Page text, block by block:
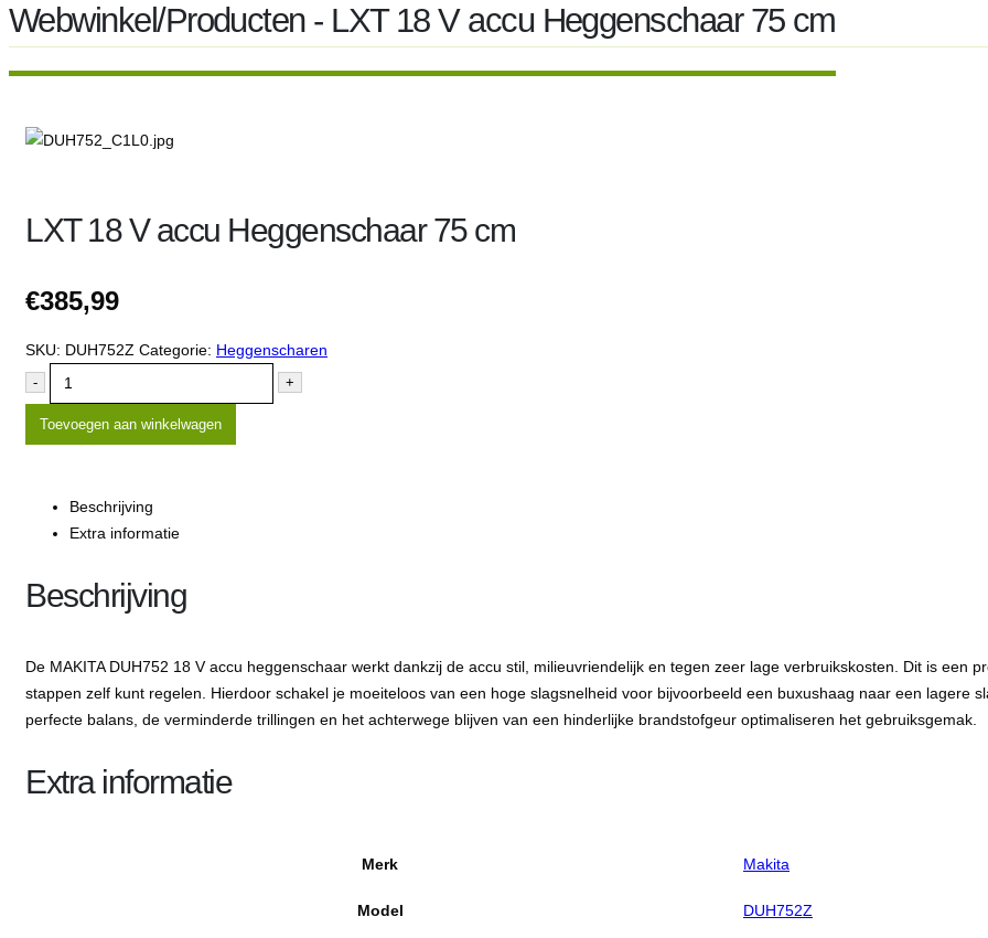
Webwinkel/Producten - LXT 18 V accu Heggenschaar 75 cm
LXT 18 V accu Heggenschaar 75 cm
€385,99
SKU: DUH752Z Categorie: Heggenscharen
- +
Toevoegen aan winkelwagen
Beschrijving
Extra informatie
Beschrijving
De MAKITA DUH752 18 V accu heggenschaar werkt dankzij de accu stil, milieuvriendelijk en tegen zeer lage verbruikskosten. Dit is een
stappen zelf kunt regelen. Hierdoor schakel je moeiteloos van een hoge slagsnelheid voor bijvoorbeeld een buxushaag naar een lagere
perfecte balans, de verminderde trillingen en het achterwege blijven van een hinderlijke brandstofgeur optimaliseren het gebruiksgemak.
Extra informatie
Merk Makita
Model DUH752Z